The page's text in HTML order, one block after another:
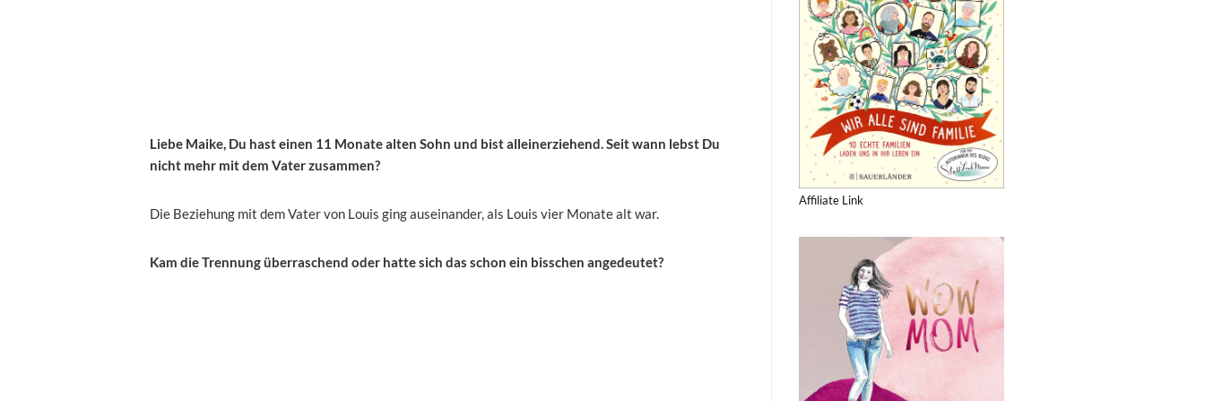
Liebe Maike, Du hast einen 11 Monate alten Sohn und bist alleinerziehend. Seit wann lebst Du
nicht mehr mit dem Vater zusammen?
Die Beziehung mit dem Vater von Louis ging auseinander, als Louis vier Monate alt war.
Kam die Trennung überraschend oder hatte sich das schon ein bisschen angedeutet?
Affiliate Link